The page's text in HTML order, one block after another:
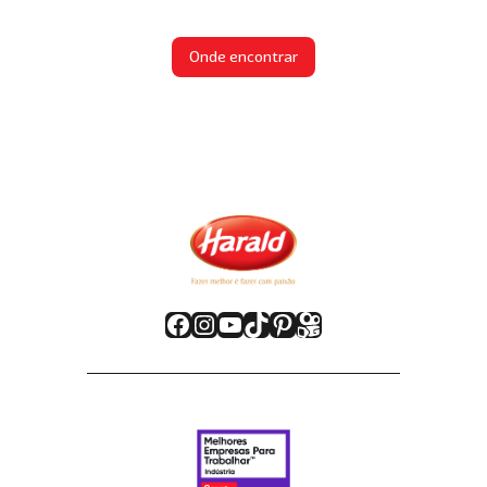
Onde encontrar
Facebook
Instagram
Youtube
TikTok
Pinterest
Kwai